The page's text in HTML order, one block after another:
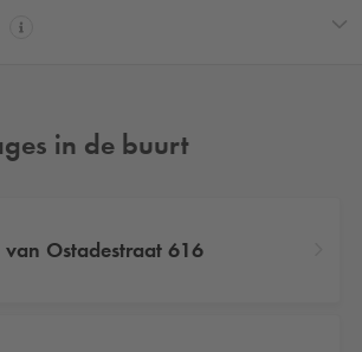
in de buurt
van Ostadestraat 616